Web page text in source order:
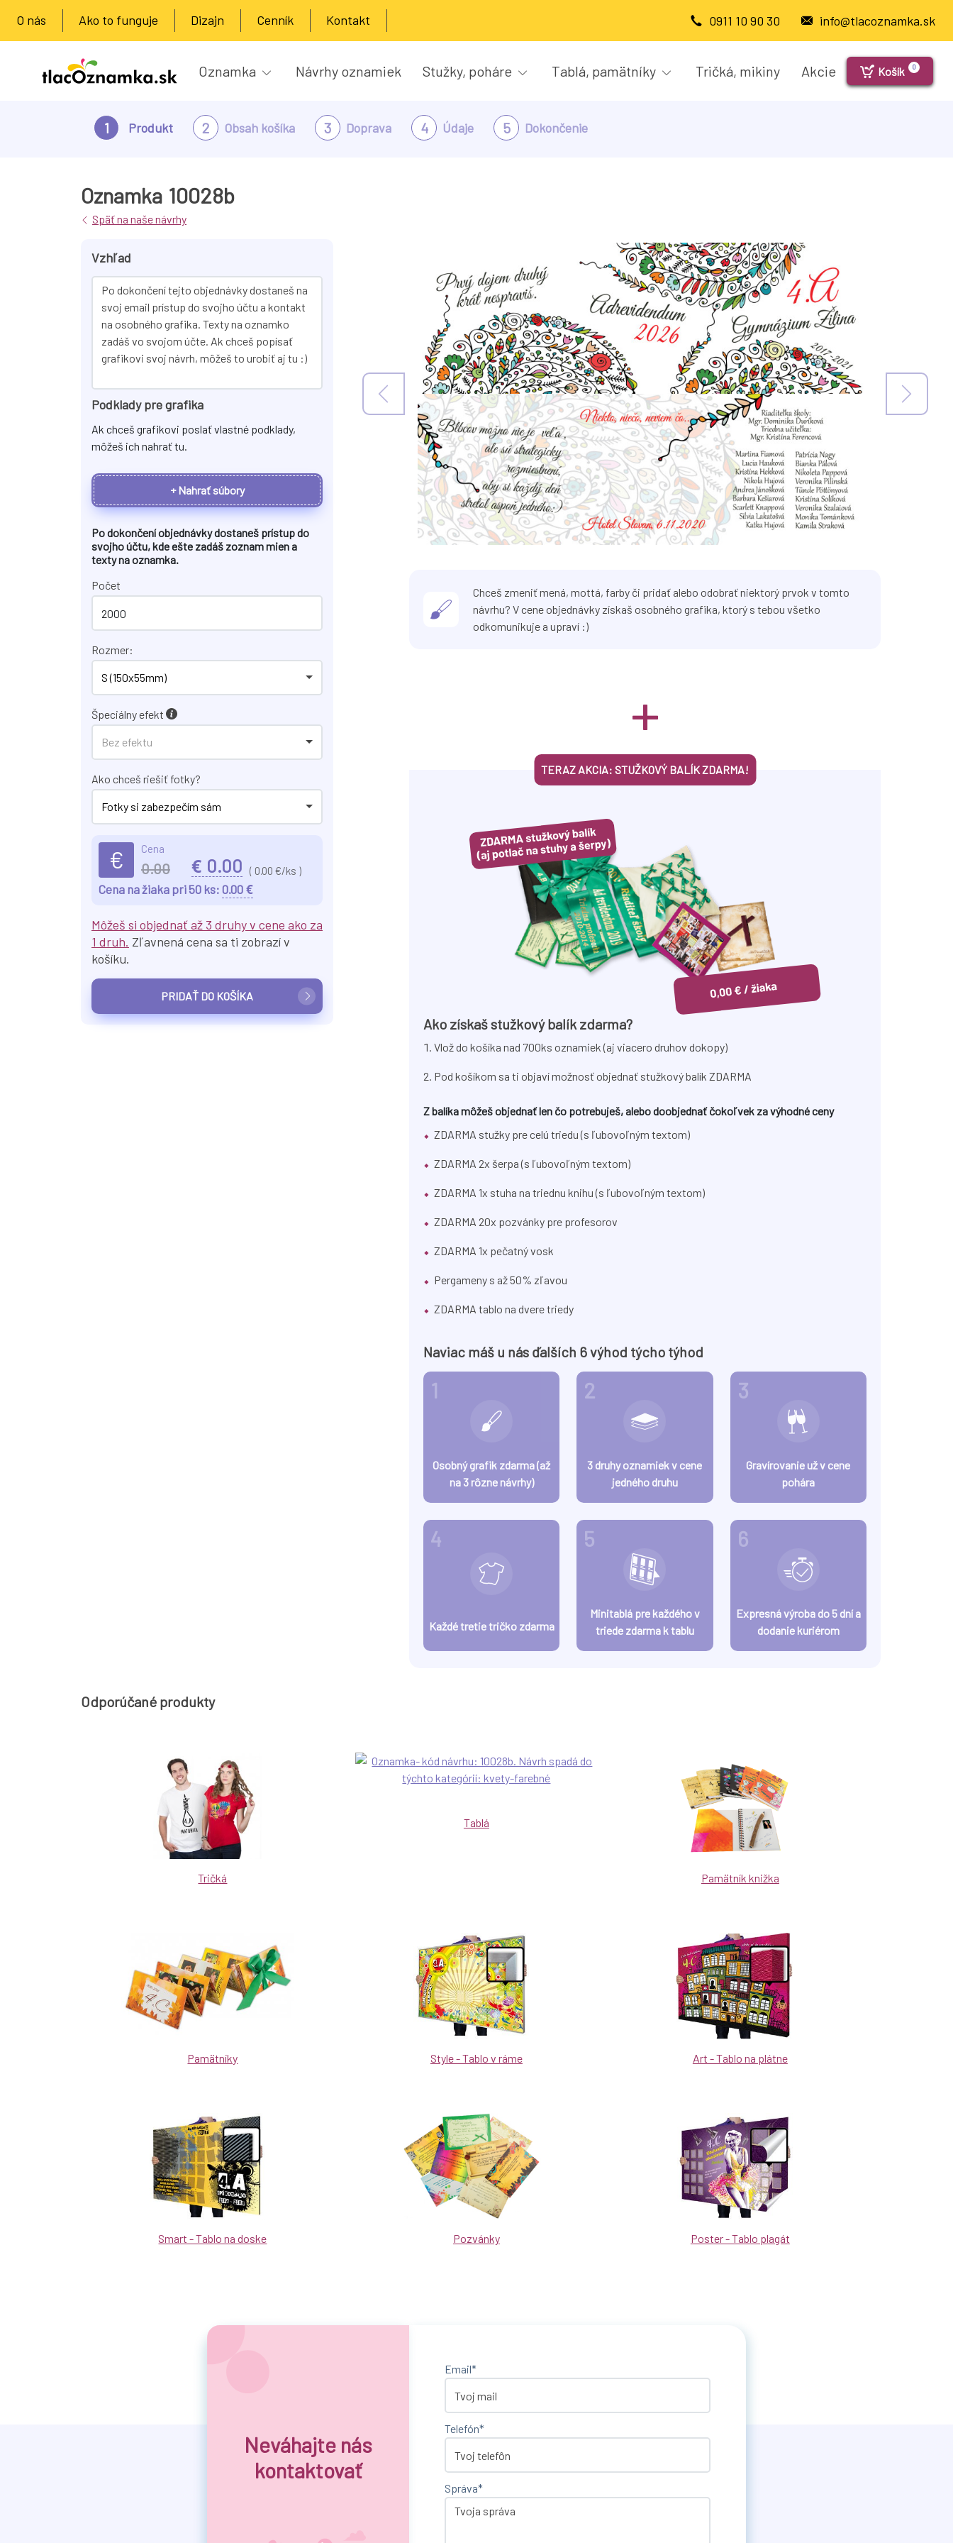
O nás Ako to funguje Dizajn Cenník Kontakt 0911 10 90 30 info@tlacoznamka.sk
Oznamka Návrhy oznamiek Stužky, poháre Tablá, pamätníky Tričká, mikiny Akcie Košík 0
1 Produkt 2 Obsah košíka 3 Doprava 4 Údaje 5 Dokončenie
Oznamka 10028b
Späť na naše návrhy
Vzhľad
Podklady pre grafika
Ak chceš grafikovi poslať vlastné podklady,
môžeš ich nahrať tu.
+ Nahrať súbory
Po dokončení objednávky dostaneš prístup do
svojho účtu, kde ešte zadáš zoznam mien a
texty naoznamka.
Počet
Rozmer:
S (150x55mm)
Špeciálny efekt
Bez efektu
Ako chceš riešiť fotky?
Fotky si zabezpečím sám
€ Cena
0.00 € 0.00 ( 0.00 €/ks )
Cena na žiaka pri 50 ks: 0.00 €
Môžeš si objednať až 3 druhy v cene ako za
1 druh. Zľavnená cena sa ti zobrazí v
košíku.
PRIDAŤ DO KOŠÍKA
Chceš zmeniť mená, mottá, farby či pridať alebo odobrať niektorý prvok v tomto
návrhu? V cene objednávky získaš osobného grafika, ktorý s tebou všetko
odkomunikuje a upraví :)
+
TERAZ AKCIA: STUŽKOVÝ BALÍK ZDARMA!
Ako získaš stužkový balík zdarma?
Vlož do košíka nad 700ks oznamiek (aj viacero druhov dokopy)
Pod košíkom sa ti objaví možnosť objednať stužkový balík ZDARMA
Z balíka môžeš objednať len čo potrebuješ, alebo doobjednať čokoľvek za výhodné ceny
ZDARMA stužky pre celú triedu (s ľubovoľným textom)
ZDARMA 2x šerpa (s ľubovoľným textom)
ZDARMA 1x stuha na triednu knihu (s ľubovoľným textom)
ZDARMA 20x pozvánky pre profesorov
ZDARMA 1x pečatný vosk
Pergameny s až 50% zľavou
ZDARMA tablo na dvere triedy
Naviac máš u nás ďalších 6 výhod týcho týhod
1
Osobný grafik zdarma (až
na 3 rôzne návrhy)
2
3 druhy oznamiek v cene
jedného druhu
3
Gravírovanie už v cene
pohára
4
Každé tretie tričko zdarma
5
Minitablá pre každého v
triede zdarma k tablu
6
Expresná výroba do 5 dní a
dodanie kuriérom
Odporúčané produkty
Tričká
Tablá
Pamätník knižka
Pamätníky Style - Tablo v ráme Art - Tablo na plátne
Smart - Tablo na doske Pozvánky Poster - Tablo plagát
Neváhajte nás
kontaktovať
Email*
Telefón*
Správa*